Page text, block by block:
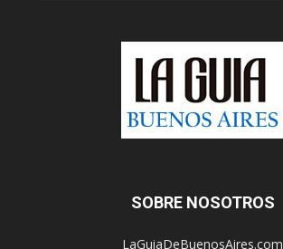
SOBRE NOSOTROS
LaGuiaDeBuenosAires.com